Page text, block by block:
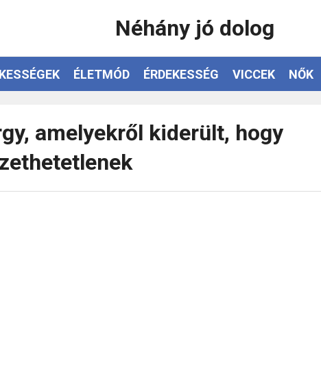
Néhány jó dolog
ÉLETMÓD ÉRDEKESSÉG VICCEK NŐK
amelyekről kiderült, hogy